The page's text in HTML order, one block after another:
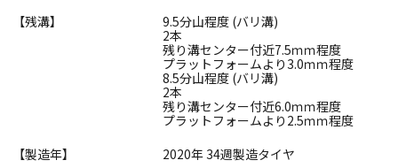
【残溝】
9.5分山程度 (バリ溝)
2本
残り溝センター付近7.5ｍｍ程度
プラットフォームより3.0ｍｍ程度
8.5分山程度 (バリ溝)
2本
残り溝センター付近6.0ｍｍ程度
プラットフォームより2.5ｍｍ程度
【製造年】
2020年 34週製造タイヤ